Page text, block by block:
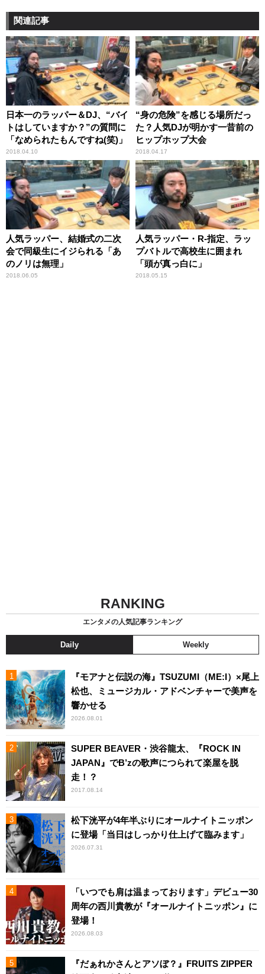
関連記事
日本一のラッパー＆DJ、“バイ
トはしていますか？”の質問に
「なめられたもんですね(笑)」
2018.04.10
“身の危険”を感じる場所だっ
た？人気DJが明かす一昔前の
ヒップホップ大会
2018.04.17
人気ラッパー、結婚式の二次
会で同級生にイジられる「あ
のノリは無理」
2018.06.05
人気ラッパー・R-指定、ラッ
プバトルで高校生に囲まれ
「頭が真っ白に」
2018.05.15
RANKING
エンタメの人気記事ランキング
Daily Weekly
『モアナと伝説の海』TSUZUMI（ME:I）×尾上
松也、ミュージカル・アドベンチャーで美声を
響かせる
2026.08.01
SUPER BEAVER・渋谷龍太、『ROCK IN
JAPAN』でB’zの歌声につられて楽屋を脱
走！？
2017.08.14
松下洸平が4年半ぶりにオールナイトニッポン
に登場「当日はしっかり仕上げて臨みます」
2026.07.31
「いつでも肩は温まっております」デビュー30
周年の西川貴教が『オールナイトニッポン』に
登場！
2026.08.03
『だぁれかさんとアソぼ？』FRUITS ZIPPER